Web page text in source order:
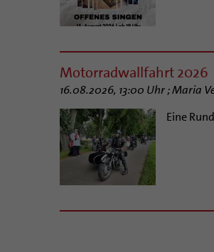
Motorradwallfahrt 2026
16.08.2026, 13:00 Uhr ; Maria
Eine